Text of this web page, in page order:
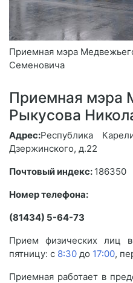
Приемная мэра
Семеновича
Приемная мэра
Рыкусова
Адрес:Республика
Дзержинского, д.22
Почтовый индекс: 186350
Номер телефона:
(81434) 5-64-73
Прием физических лиц
пятницу: с 8:30 до 17:00,
Приемная работает в